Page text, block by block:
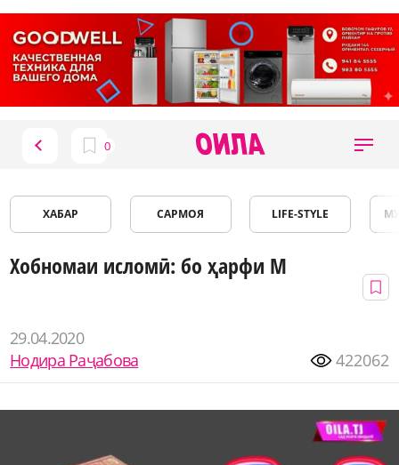
ХАБАР САРМОЯ LIFE-STYLE
Хобномаи исломӣ: бо ҳарфи М
29.04.2020
Нодира Раҷабова
422062